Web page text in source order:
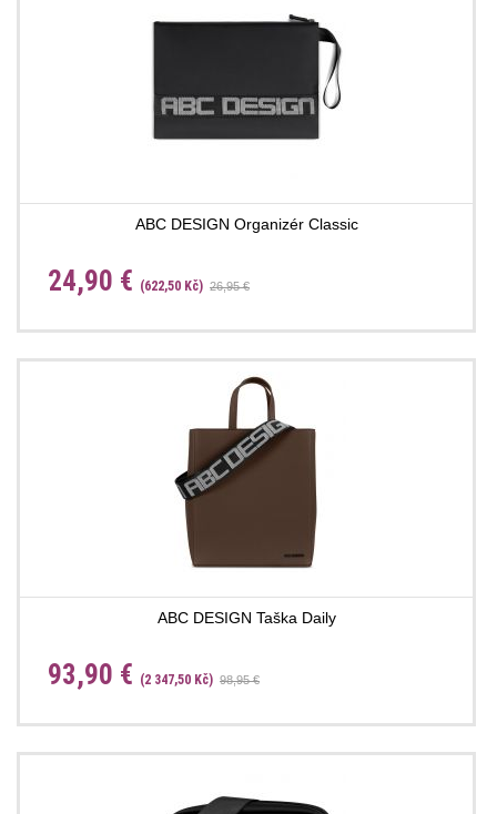
ABC DESIGN Organizér Classic
24,90 € (622,50 Kč) 26,95 €
ABC DESIGN Taška Daily
93,90 € (2 347,50 Kč) 98,95 €